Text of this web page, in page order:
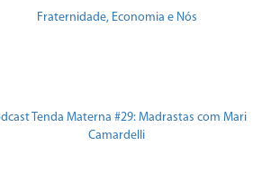
Fraternidade, Economia e Nós
Tenda Materna #29: Madrastas com Mari
Camardelli